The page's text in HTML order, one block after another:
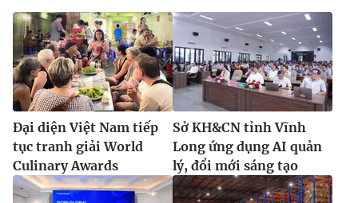
Đại diện Việt Nam tiếp
tục tranh giải World
Culinary Awards
Sở KH&CN tỉnh Vĩnh
Long ứng dụng AI quản
lý, đổi mới sáng tạo